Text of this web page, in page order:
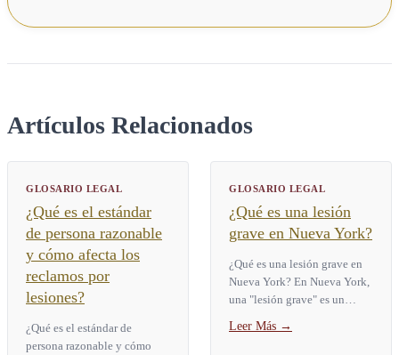
Artículos Relacionados
GLOSARIO LEGAL
¿Qué es el estándar
de persona razonable
y cómo afecta los
reclamos por
lesiones?
¿Qué es el estándar de
persona razonable y cómo
GLOSARIO LEGAL
¿Qué es una lesión
grave en Nueva York?
¿Qué es una lesión grave en
Nueva York? En Nueva York,
una "lesión grave" es un
Ley de Seguros § 5102(d).
Leer Más →